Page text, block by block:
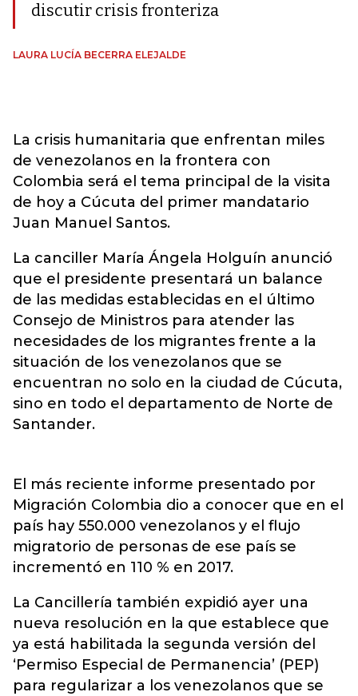
discutir crisis fronteriza
LAURA LUCÍA BECERRA ELEJALDE
La crisis humanitaria que enfrentan miles
de venezolanos en la frontera con
Colombia será el tema principal de la visita
de hoy a Cúcuta del primer mandatario
Juan Manuel Santos.
La canciller María Ángela Holguín anunció
que el presidente presentará un balance
de las medidas establecidas en el último
Consejo de Ministros para atender las
necesidades de los migrantes frente a la
situación de los venezolanos que se
encuentran no solo en la ciudad de Cúcuta,
sino en todo el departamento de Norte de
Santander.
El más reciente informe presentado por
Migración Colombia dio a conocer que en el
país hay 550.000 venezolanos y el flujo
migratorio de personas de ese país se
incrementó en 110 % en 2017.
La Cancillería también expidió ayer una
nueva resolución en la que establece que
ya está habilitada la segunda versión del
‘Permiso Especial de Permanencia’ (PEP)
para regularizar a los venezolanos que se